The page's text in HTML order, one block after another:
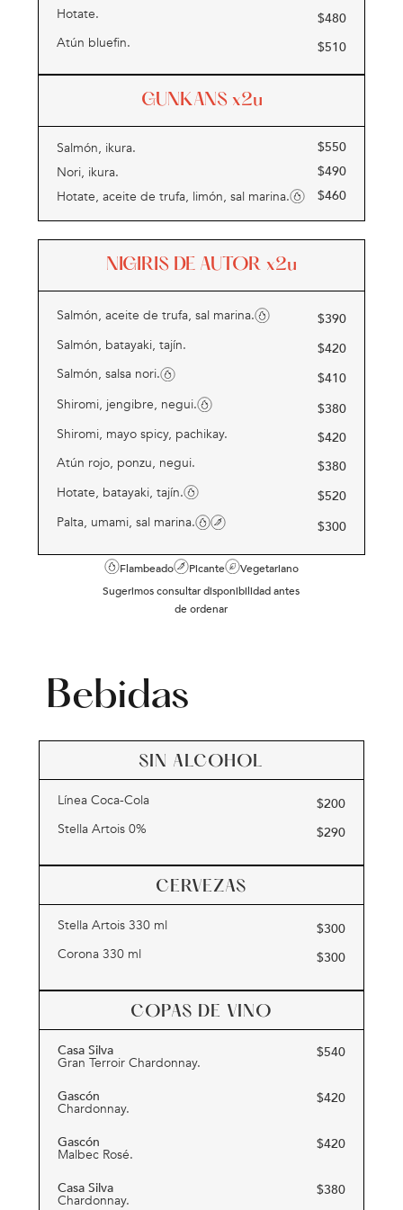
Hotate. $480
Atún bluefin.
$510
GUNKANS x2u
Salmón, ikura. $550
Nori, ikura.
$490
Hotate, aceite de trufa, limón, sal marina.
$460
NIGIRIS DE AUTOR x2u
Salmón, aceite de trufa, sal marina. $390
Salmón, batayaki, tajín.
$420
Salmón, salsa nori.
$410
Shiromi, jengibre, negui.
$380
Shiromi, mayo spicy, pachikay.
$420
Atún rojo, ponzu, negui.
$380
Hotate, batayaki, tajín.
$520
Palta, umami, sal marina.
$300
Flambeado Picante
Vegetariano
Sugerimos consultar disponibilidad antes
de ordenar
Bebidas
SIN ALCOHOL
Línea Coca-Cola $200
Stella Artois 0%
$290
CERVEZAS
Stella Artois 330 ml $300
Corona 330 ml
$300
COPAS DE VINO
Casa Silva
Gran Terroir Chardonnay.
$540
Gascón
Chardonnay.
$420
Gascón
Malbec Rosé.
$420
Casa Silva
Chardonnay.
$380